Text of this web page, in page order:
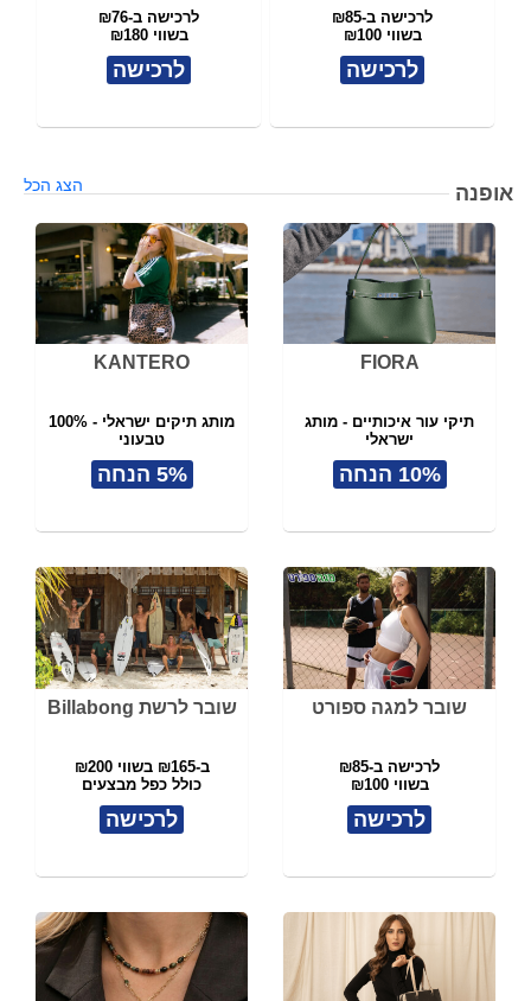
לרכישה ב-₪85
בשווי ₪100
לרכישה
לרכישה ב-₪76
בשווי ₪180
לרכישה
אופנה הצג הכל
FIORA
תיקי עור איכותיים - מותג
ישראלי
10% הנחה
KANTERO
מותג תיקים ישראלי - 100%
טבעוני
תל אביב
5% הנחה
שובר למגה ספורט
לרכישה ב-₪85
בשווי ₪100
לרכישה
שובר לרשת Billabong
ב-₪165 בשווי ₪200
כולל כפל מבצעים
לרכישה